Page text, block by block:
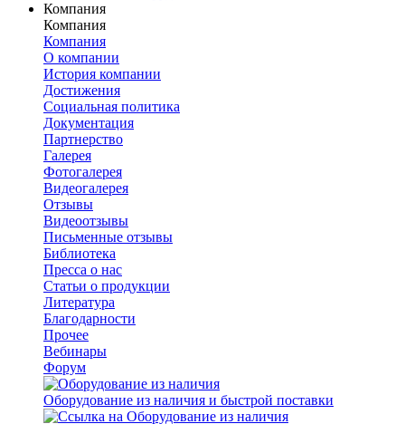
Компания
Компания
Компания
О компании
История компании
Достижения
Социальная политика
Документация
Партнерство
Галерея
Фотогалерея
Видеогалерея
Отзывы
Видеоотзывы
Письменные отзывы
Библиотека
Пресса о нас
Статьи о продукции
Литература
Благодарности
Прочее
Вебинары
Форум
Оборудование из наличия и быстрой поставки